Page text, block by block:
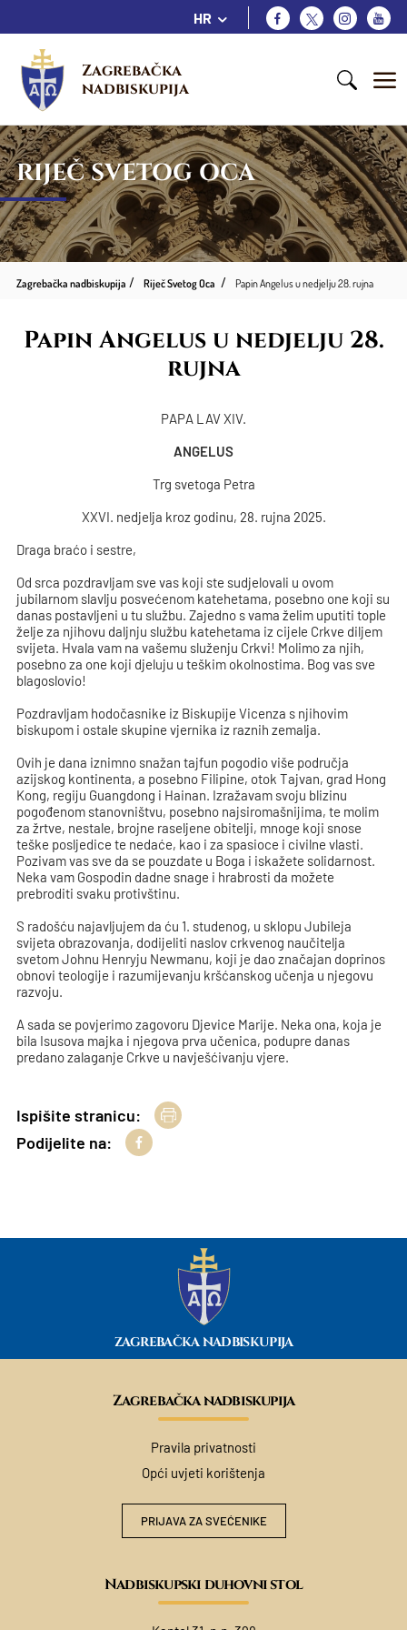
HR
Zagrebačka
nadbiskupija
RIJEČ SVETOG OCA
Zagrebačka nadbiskupija Riječ Svetog Oca Papin Angelus u nedjelju 28. rujna
Papin Angelus u nedjelju 28.
rujna
PAPA LAV XIV.
ANGELUS
Trg svetoga Petra
XXVI. nedjelja kroz godinu, 28. rujna 2025.
Draga braćo i sestre,
Od srca pozdravljam sve vas koji ste sudjelovali u ovom
jubilarnom slavlju posvećenom katehetama, posebno one koji su
danas postavljeni u tu službu. Zajedno s vama želim uputiti tople
želje za njihovu daljnju službu katehetama iz cijele Crkve diljem
svijeta. Hvala vam na vašemu služenju Crkvi! Molimo za njih,
posebno za one koji djeluju u teškim okolnostima. Bog vas sve
blagoslovio!
Pozdravljam hodočasnike iz Biskupije Vicenza s njihovim
biskupom i ostale skupine vjernika iz raznih zemalja.
Ovih je dana iznimno snažan tajfun pogodio više područja
azijskog kontinenta, a posebno Filipine, otok Tajvan, grad Hong
Kong, regiju Guangdong i Hainan. Izražavam svoju blizinu
pogođenom stanovništvu, posebno najsiromašnijima, te molim
za žrtve, nestale, brojne raseljene obitelji, mnoge koji snose
teške posljedice te nedaće, kao i za spasioce i civilne vlasti.
Pozivam vas sve da se pouzdate u Boga i iskažete solidarnost.
Neka vam Gospodin dadne snage i hrabrosti da možete
prebroditi svaku protivštinu.
S radošću najavljujem da ću 1. studenog, u sklopu Jubileja
svijeta obrazovanja, dodijeliti naslov crkvenog naučitelja
svetom Johnu Henryju Newmanu, koji je dao značajan doprinos
obnovi teologije i razumijevanju kršćanskog učenja u njegovu
razvoju.
A sada se povjerimo zagovoru Djevice Marije. Neka ona, koja je
bila Isusova majka i njegova prva učenica, podupre danas
predano zalaganje Crkve u navješćivanju vjere.
Ispišite stranicu:
Podijelite na:
ZAGREBAČKA NADBISKUPIJA
Zagrebačka nadbiskupija
Pravila privatnosti
Opći uvjeti korištenja
PRIJAVA ZA SVEĆENIKE
Nadbiskupski duhovni stol